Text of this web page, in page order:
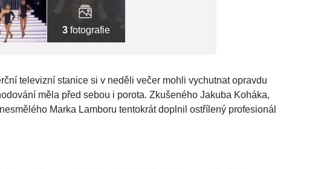
3 fotografie
televizní stanice si v neděli večer mohli vychutnat opravdu
měla před sebou i porota. Zkušeného Jakuba Koháka,
Marka Lamboru tentokrát doplnil ostřílený profesionál